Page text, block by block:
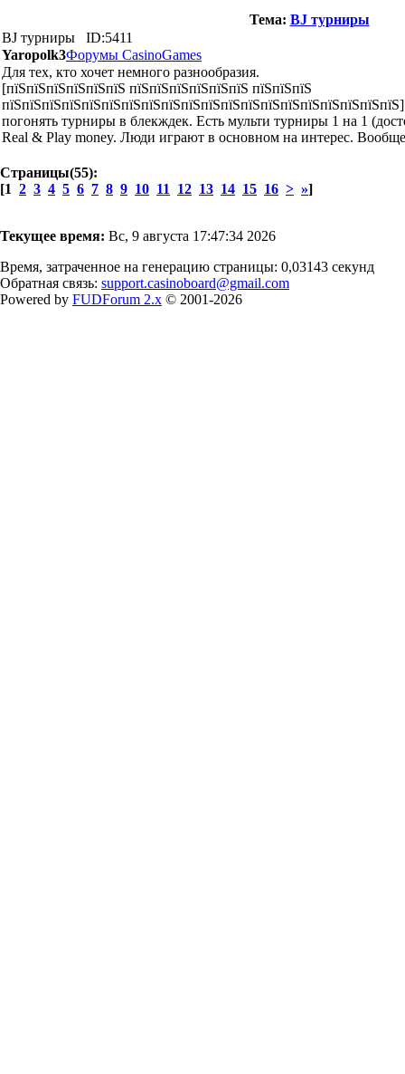
Тема: BJ турниры
BJ турниры
ID:5411
Yaropolk3Форумы CasinoGames
Для тех, кто хочет немного разнообразия.
[пїЅпїЅпїЅпїЅпїЅпїЅ пїЅпїЅпїЅпїЅпїЅпїЅ пїЅпїЅпїЅ
погонять турниры в блекждек. Есть мульти турниры 1 на 1
Real & Play money. Люди играют в основном на интерес.
Страницы(55):
[1 2 3 4 5 6 7 8 9 10 11 12 13 14 15 16 > »]
Текущее время: Вс, 9 августа 17:47:34 2026
Время, затраченное на генерацию страницы: 0,03143 секунд
Обратная связь: support.casinoboard@gmail.com
Powered by FUDForum 2.x © 2001-2026